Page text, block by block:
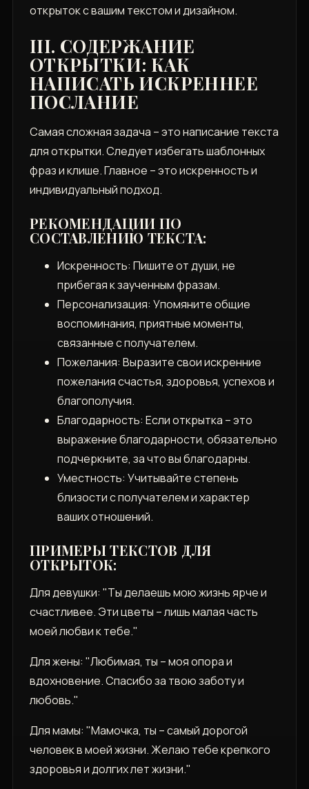
открыток с вашим текстом и дизайном.
III. СОДЕРЖАНИЕ
ОТКРЫТКИ: КАК
НАПИСАТЬ ИСКРЕННЕЕ
ПОСЛАНИЕ
Самая сложная задача – это написание текста
для открытки. Следует избегать шаблонных
фраз и клише. Главное – это искренность и
индивидуальный подход.
РЕКОМЕНДАЦИИ ПО
СОСТАВЛЕНИЮ ТЕКСТА:
Искренность: Пишите от души, не
прибегая к заученным фразам.
Персонализация: Упомяните общие
воспоминания, приятные моменты,
связанные с получателем.
Пожелания: Выразите свои искренние
пожелания счастья, здоровья, успехов и
благополучия.
Благодарность: Если открытка – это
выражение благодарности, обязательно
подчеркните, за что вы благодарны.
Уместность: Учитывайте степень
близости с получателем и характер
ваших отношений.
ПРИМЕРЫ ТЕКСТОВ ДЛЯ
ОТКРЫТОК:
Для девушки: "Ты делаешь мою жизнь ярче и
счастливее. Эти цветы – лишь малая часть
моей любви к тебе."
Для жены: "Любимая, ты – моя опора и
вдохновение. Спасибо за твою заботу и
любовь."
Для мамы: "Мамочка, ты – самый дорогой
человек в моей жизни. Желаю тебе крепкого
здоровья и долгих лет жизни."